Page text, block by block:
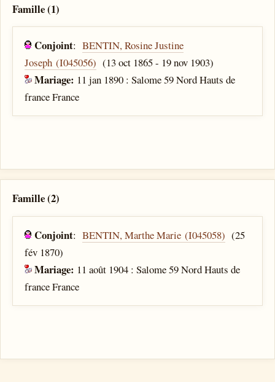
Famille (1)
Conjoint:BENTIN, Rosine Justine
Joseph (I045056) (13 oct 1865 - 19 nov 1903)
Mariage: 11 jan 1890 : Salome 59 Nord Hauts de
france France
Famille (2)
Conjoint:BENTIN, Marthe Marie (I045058) (25
fév 1870)
Mariage: 11 août 1904 : Salome 59 Nord Hauts de
france France